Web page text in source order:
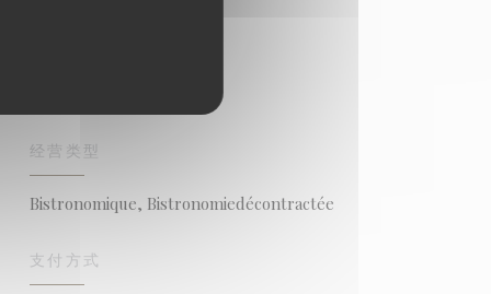
经营类型
Bistronomique, Bistronomiedécontractée
支付方式